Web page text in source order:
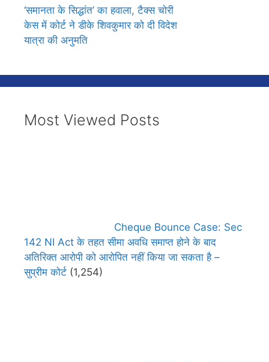
‘समानता के सिद्धांत’ का हवाला, टैक्स चोरी
केस में कोर्ट ने डीके शिवकुमार को दी विदेश
यात्रा की अनुमति
Most Viewed Posts
Cheque Bounce Case: Sec
142 NI Act के तहत सीमा अवधि समाप्त होने के बाद
अतिरिक्त आरोपी को आरोपित नहीं किया जा सकता है –
सुप्रीम कोर्ट (1,254)